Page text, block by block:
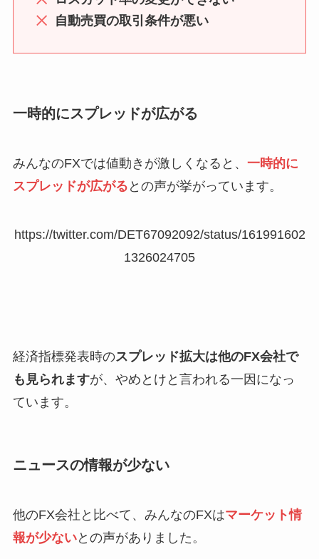
自動売買の取引条件が悪い
一時的にスプレッドが広がる
みんなのFXでは値動きが激しくなると、 一時的に
スプレッドが広がる との声が挙がっています。
https://twitter.com/DET67092092/status/161991602
1326024705
経済指標発表時のスプレッド拡大は他のFX会社で
も見られますが、やめとけと言われる一因になっ
ています。
ニュースの情報が少ない
他のFX会社と比べて、みんなのFXはマーケット情
報が少ないとの声がありました。